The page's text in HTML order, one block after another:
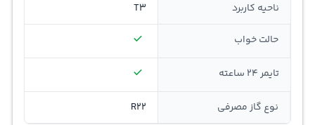
ناحیه کاربرد T3
حالت خواب
تایمر 24 ساعته
نوع گاز مصرفی R22